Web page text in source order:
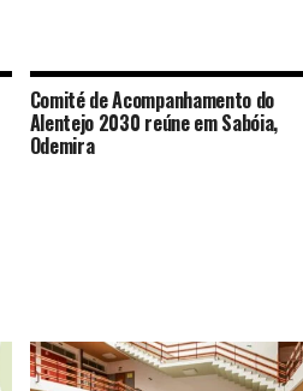
Comité de Acompanhamento do
Alentejo 2030 reúne em Sabóia,
Odemira